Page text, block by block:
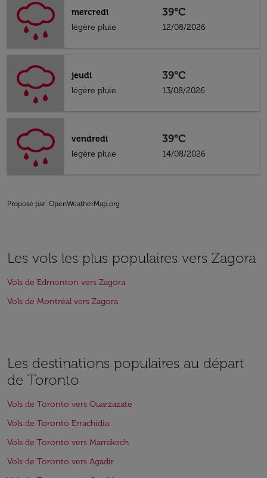
mercredi
légère pluie
39°C
12/08/2026
jeudi
légère pluie
39°C
13/08/2026
vendredi
légère pluie
39°C
14/08/2026
Proposé par: OpenWeatherMap.org
Les vols les plus populaires vers Zagora
Vols de Edmonton vers Zagora
Vols de Montréal vers Zagora
Les destinations populaires au départ
de Toronto
Vols de Toronto vers Ouarzazate
Vols de Toronto Errachidia
Vols de Toronto vers Marrakech
Vols de Toronto vers Agadir